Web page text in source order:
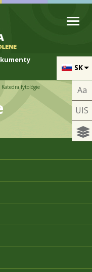
SK
Aa
UIS
Katedra fytológie